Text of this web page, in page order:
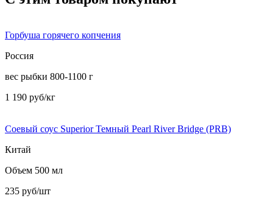
Горбуша горячего копчения
Россия
вес рыбки 800-1100 г
1 190 руб/кг
Соевый соус Superior Темный Pearl River Bridge (PRB)
Китай
Объем 500 мл
235 руб/шт